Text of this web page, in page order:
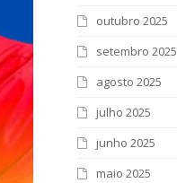
outubro 2025
setembro 2025
agosto 2025
julho 2025
junho 2025
maio 2025